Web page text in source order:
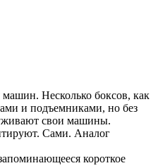
Несколько боксов, как
и подъемниками, но без
свои машины.
Сами. Аналог
короткое